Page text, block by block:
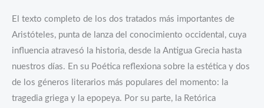
El texto completo de los dos tratados más importantes de
Aristóteles, punta de lanza del conocimiento occidental, cuya
influencia atravesó la historia, desde la Antigua Grecia hasta
nuestros días. En su Poética reflexiona sobre la estética y dos
de los géneros literarios más populares del momento: la
tragedia griega y la epopeya. Por su parte, la Retórica